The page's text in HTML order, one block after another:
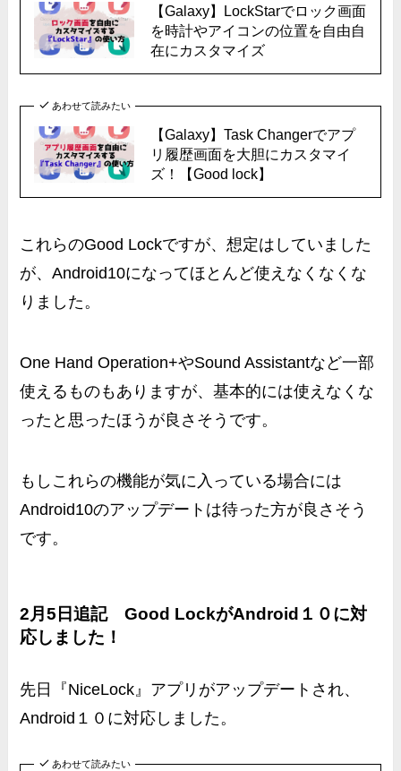
【Galaxy】LockStarでロック画面
を時計やアイコンの位置を自由自
在にカスタマイズ
あわせて読みたい
【Galaxy】Task Changerでアプ
リ履歴画面を大胆にカスタマイ
ズ！【Good lock】
これらのGood Lockですが、想定はしていました
が、Android10になってほとんど使えなくなくな
りました。
One Hand Operation+やSound Assistantなど一部
使えるものもありますが、基本的には使えなくな
ったと思ったほうが良さそうです。
もしこれらの機能が気に入っている場合には
Android10のアップデートは待った方が良さそう
です。
2月5日追記 Good LockがAndroid１０に対
応しました！
先日『NiceLock』アプリがアップデートされ、
Android１０に対応しました。
あわせて読みたい